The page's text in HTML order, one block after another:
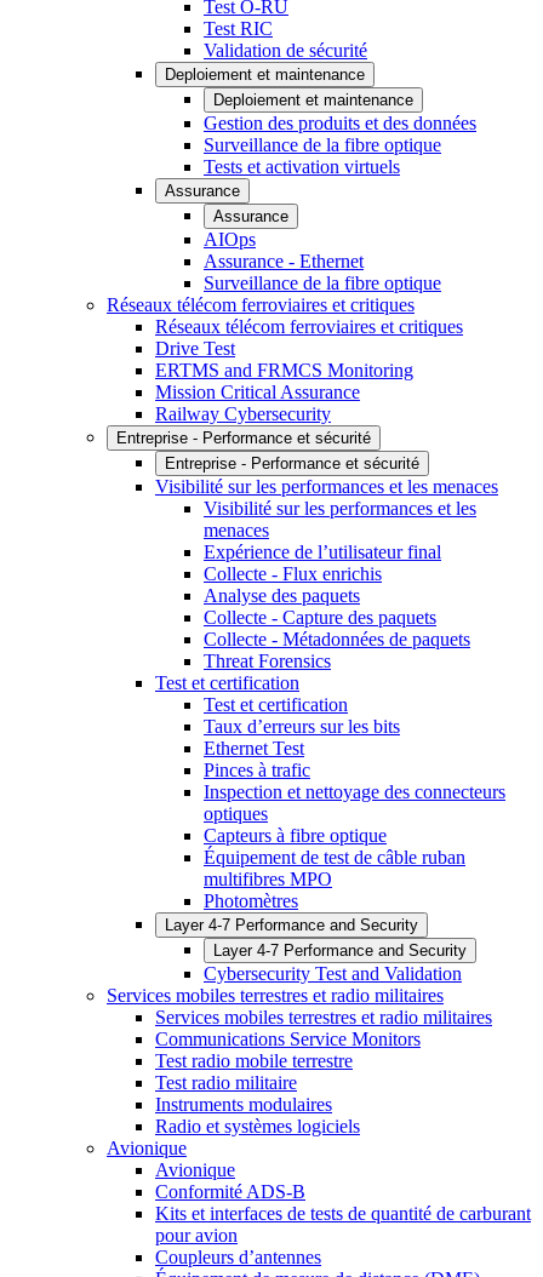
Test O-RU
Test RIC
Validation de sécurité
Deploiement et maintenance
Deploiement et maintenance
Gestion des produits et des données
Surveillance de la fibre optique
Tests et activation virtuels
Assurance
Assurance
AIOps
Assurance - Ethernet
Surveillance de la fibre optique
Réseaux télécom ferroviaires et critiques
Réseaux télécom ferroviaires et critiques
Drive Test
ERTMS and FRMCS Monitoring
Mission Critical Assurance
Railway Cybersecurity
Entreprise - Performance et sécurité
Entreprise - Performance et sécurité
Visibilité sur les performances et les menaces
Visibilité sur les performances et les
menaces
Expérience de l’utilisateur final
Collecte - Flux enrichis
Analyse des paquets
Collecte - Capture des paquets
Collecte - Métadonnées de paquets
Threat Forensics
Test et certification
Test et certification
Taux d’erreurs sur les bits
Ethernet Test
Pinces à trafic
Inspection et nettoyage des connecteurs
optiques
Capteurs à fibre optique
Équipement de test de câble ruban
multifibres MPO
Photomètres
Layer 4-7 Performance and Security
Layer 4-7 Performance and Security
Cybersecurity Test and Validation
Services mobiles terrestres et radio militaires
Services mobiles terrestres et radio militaires
Communications Service Monitors
Test radio mobile terrestre
Test radio militaire
Instruments modulaires
Radio et systèmes logiciels
Avionique
Avionique
Conformité ADS-B
Kits et interfaces de tests de quantité de carburant
pour avion
Coupleurs d’antennes